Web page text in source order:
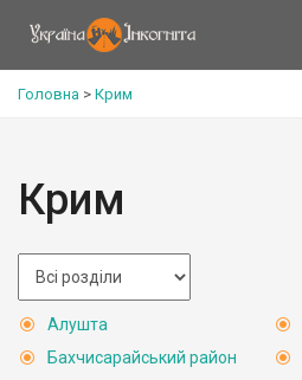
Головна > Крим
Крим
Алушта
Бахчисарайський район